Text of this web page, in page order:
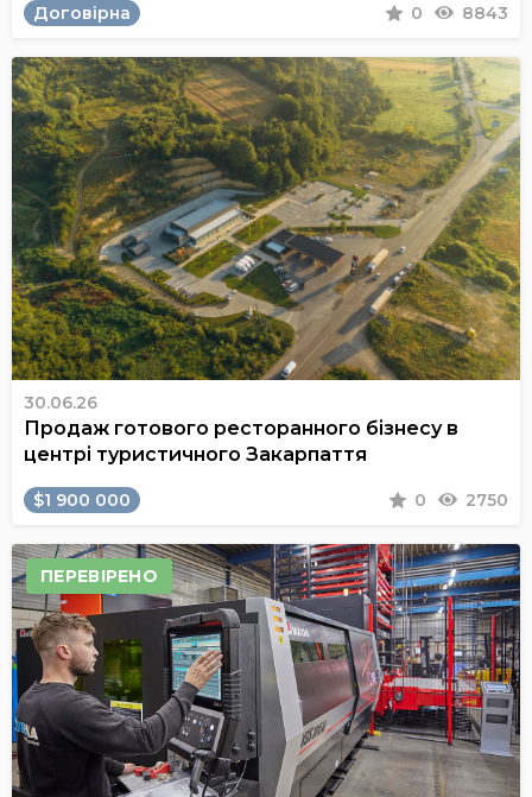
Договірна 0 8843
30.06.26
Продаж готового ресторанного бізнесу в
центрі туристичного Закарпаття
$1 900 000 0 2750
ПЕРЕВІРЕНО